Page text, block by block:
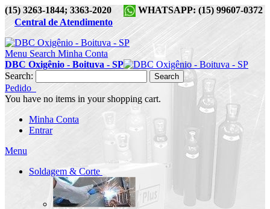
(15) 3263-1844; 3363-2020
WHATSAPP: (15) 99607-0372
Central de Atendimento
Menu Search Minha Conta
DBC Oxigênio - Boituva - SP
Search:
Search
Pedido
You have no items in your shopping cart.
Minha Conta
Entrar
Menu
Soldagem & Corte